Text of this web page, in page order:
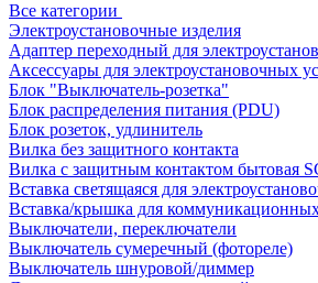
Все категории
Электроустановочные изделия
Адаптер переходный для
Аксессуары для электроустановочных
Блок "Выключатель-розетка"
Блок распределения питания (PDU)
Блок розеток, удлинитель
Вилка без защитного контакта
Вилка с защитным контактом бытовая
Вставка светящаяся для
Вставка/крышка для
Выключатели, переключатели
Выключатель сумеречный (фотореле)
Выключатель шнуровой/диммер